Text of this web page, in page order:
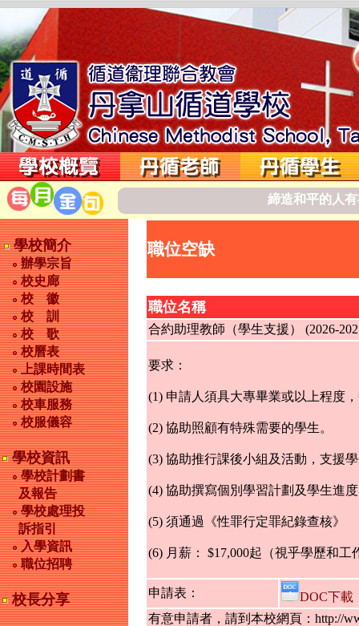
締造和平的 人有
學校簡介
辦學宗旨
校史廊
校 徽
校 訓
校 歌
校曆表
上課時間表
校園設施
校車服務
校服儀容
學校資訊
學校計劃書
及報告
學校處理投
訴指引
入學資訊
職位招聘
校長分享
職位空缺
職位名稱
合約助理教師（學生支援） (2026-
要求：
(1) 申請人須具大專畢業或以上程度
(2) 協助照顧有特殊需要的學生。
(3) 協助推行課後小組及活動，支援
(4) 協助撰寫個別學習計劃及學生進
(5) 須通過《性罪行定罪紀錄查核》
(6) 月薪： $17,000起（視乎學歷和工
申請表：
DOC下載
有意申請者，請到本校網頁：http://